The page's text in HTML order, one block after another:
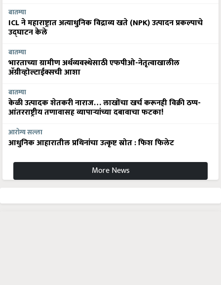
बातम्या
ICL ने महाराष्ट्रात अत्याधुनिक विद्राव्य खते (NPK) उत्पादन प्रकल्पाचे
उद्घाटन केले
बातम्या
भारताच्या ग्रामीण अर्थव्यवस्थेसाठी एफपीओ-नेतृत्वाखालील
अ‍ॅग्रीव्होल्टाईक्सची आशा
बातम्या
केळी उत्पादक शेतकरी नाराज… लाखोंचा खर्च करूनही विक्री ठप्प-
आंतरराष्ट्रीय तणावासह व्यापाऱ्यांच्या दबावाचा फटका!
आरोग्य सल्ला
आधुनिक आहारातील प्रथिनांचा उत्कृष्ट स्रोत : फिश फिलेट
More News